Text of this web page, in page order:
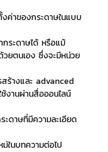
ค่าของกระดาษในแบบ
ระดาษได้ หรือแม้
ยตนเอง ซึ่งจะมีหน่วย
ร้างและ advanced
งานผ่านสื่อออนไลน์
ดาษที่มีความละเอียด
ในบทความต่อไป